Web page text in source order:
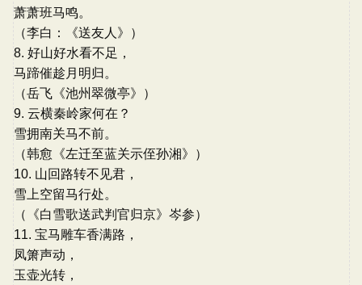
萧萧班马鸣。
（李白：《送友人》）
8. 好山好水看不足，
马蹄催趁月明归。
（岳飞《池州翠微亭》）
9. 云横秦岭家何在？
雪拥南关马不前。
（韩愈《左迁至蓝关示侄孙湘》）
10. 山回路转不见君，
雪上空留马行处。
（《白雪歌送武判官归京》岑参）
11. 宝马雕车香满路，
凤箫声动，
玉壶光转，